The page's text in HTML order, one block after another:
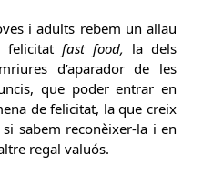
i adults rebem un allau
felicitat fast food, la dels
d’aparador de les
que poder entrar en
de felicitat, la que creix
sabem reconèixer-la i en
regal valuós.